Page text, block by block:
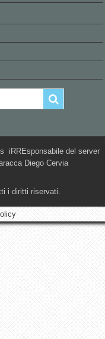
iRREsponsabile del server
Diego Cervia
i diritti riservati.